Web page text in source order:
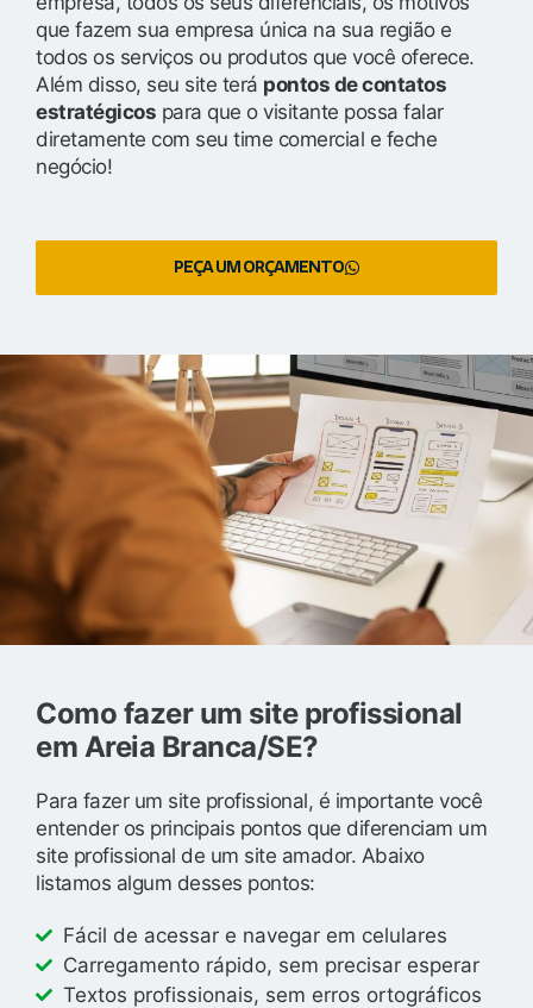
que fazem sua empresa única na sua região e
todos os serviços ou produtos que você oferece.
Além disso, seu site terá pontos de contatos
estratégicos para que o visitante possa falar
diretamente com seu time comercial e feche
negócio!
PEÇA UM ORÇAMENTO
Como fazer um site profissional
em Areia Branca/SE?
Para fazer um site profissional, é importante você
entender os principais pontos que diferenciam um
site profissional de um site amador. Abaixo
listamos algum desses pontos:
Fácil de acessar e navegar em celulares
Carregamento rápido, sem precisar esperar
Textos profissionais, sem erros ortográficos